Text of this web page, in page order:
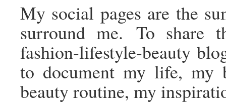
My social pages are the
surround me. To share
fashion-lifestyle-beauty
to document my life, my
beauty routine, my